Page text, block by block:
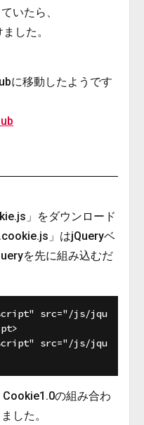
いたら、
した。
に移動したようです
」をダウンロード
」はjQueryベ
を先に組み込むだ
src="/js/jqu
src="/js/jqu
の組み合わ
した。